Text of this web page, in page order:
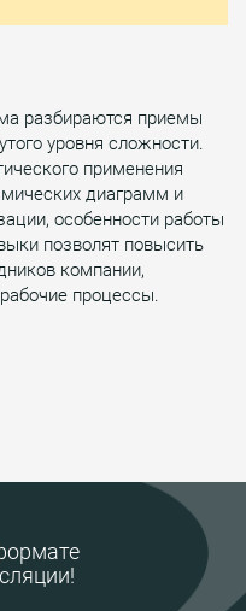
разбираются приемы
уровня сложности.
применения
диаграмм и
особенности работы
позволят повысить
компании,
процессы.